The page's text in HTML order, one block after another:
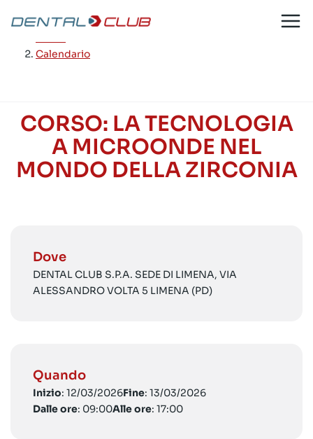
contenuto
Calendario
CORSO: LA TECNOLOGIA
A MICROONDE NEL
MONDO DELLA ZIRCONIA
Dove
DENTAL CLUB S.P.A. SEDE DI LIMENA, VIA
ALESSANDRO VOLTA 5 LIMENA (PD)
Quando
Inizio: 12/03/2026Fine: 13/03/2026
Dalle ore: 09:00Alle ore: 17:00